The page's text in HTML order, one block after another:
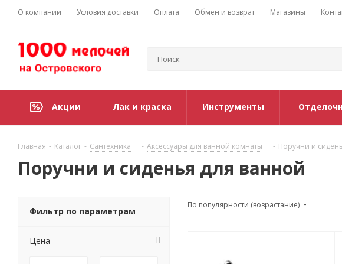
О компании Условия доставки Оплата Обмен и возврат Магазины
Акции Лак и краска Инструменты
Главная - Каталог - Сантехника - Аксессуары для ванной комнаты - Поручни и
Поручни и сиденья для ванной
По популярности (возрастание)
Фильтр по параметрам
Цена